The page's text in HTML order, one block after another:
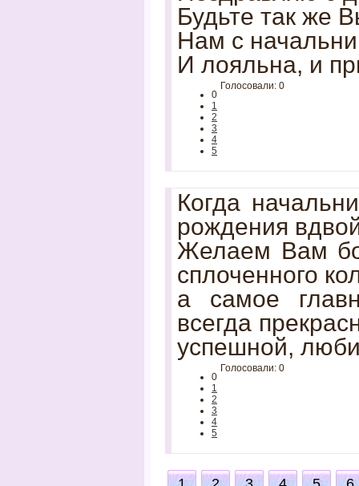
Будьте так же
Нам с
И лояльна, и
0
1
2
3
4
5
Голосовали: 0
Когда
рождения
Желаем Вам
сплоченного
а самое
всегда
успешной,
0
1
2
3
4
5
Голосовали: 0